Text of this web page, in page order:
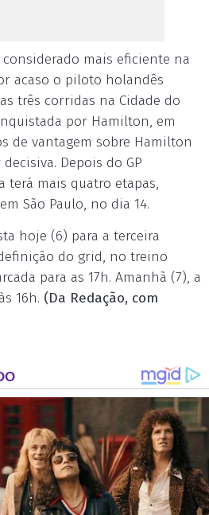
mais eficiente na
acaso o piloto holandês
três corridas na Cidade do
por Hamilton, em
de vantagem sobre Hamilton
Depois do GP
terá mais quatro etapas,
São Paulo, no dia 14.
hoje (6) para a terceira
do grid, no treino
para as 17h. Amanhã (7), a
16h. (Da Redação, com